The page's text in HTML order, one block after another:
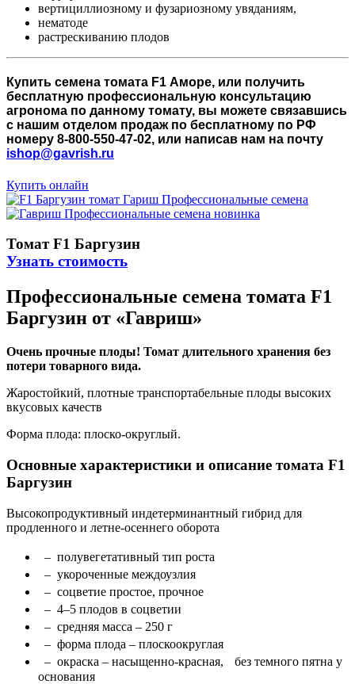
вертициллиозному и фузариозному увяданиям,
нематоде
растрескиванию плодов
Купить семена томата F1 Аморе, или получить
бесплатную профессиональную консультацию
агронома по данному томату, вы можете связавшись
с нашим отделом продаж по бесплатному по РФ
номеру 8-800-550-47-02, или написав нам на почту
ishop@gavrish.ru
Купить онлайн
Томат F1 Баргузин
Узнать стоимость
Профессиональные семена томата F1
Баргузин от «Гавриш»
Очень прочные плоды! Томат длительного хранения без
потери товарного вида.
Жаростойкий, плотные транспортабельные плоды высоких
вкусовых качеств
Форма плода: плоско-округлый.
Основные характеристики и описание томата F1
Баргузин
Высокопродуктивный индетерминантный гибрид для
продленного и летне-осеннего оборота
– полувегетативный тип роста
– укороченные междоузлия
– соцветие простое, прочное
– 4–5 плодов в соцветии
– средняя масса – 250 г
– форма плода – плоскоокруглая
– окраска – насыщенно-красная, без темного пятна у
основания